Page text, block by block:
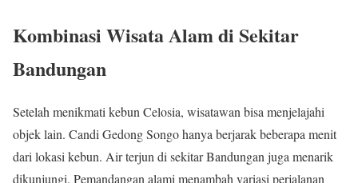
Kombinasi Wisata Alam di Sekitar
Bandungan
Setelah menikmati kebun Celosia, wisatawan bisa menjelajahi
objek lain. Candi Gedong Songo hanya berjarak beberapa menit
dari lokasi kebun. Air terjun di sekitar Bandungan juga menarik
dikunjungi. Pemandangan alami menambah variasi perjalanan